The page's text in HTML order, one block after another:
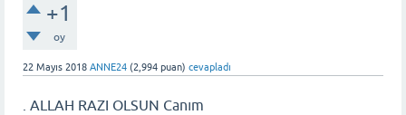
+1
oy
22 Mayıs 2018 ANNE24 (2,994 puan) cevapladı
. ALLAH RAZI OLSUN Canım